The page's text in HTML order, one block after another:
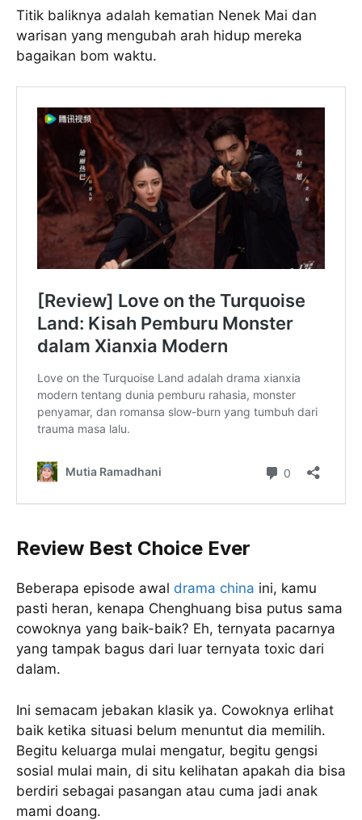
Titik baliknya adalah kematian Nenek Mai dan
warisan yang mengubah arah hidup mereka
bagaikan bom waktu.
Review Best Choice Ever
Beberapa episode awal drama china ini, kamu
pasti heran, kenapa Chenghuang bisa putus sama
cowoknya yang baik-baik? Eh, ternyata pacarnya
yang tampak bagus dari luar ternyata toxic dari
dalam.
Ini semacam jebakan klasik ya. Cowoknya erlihat
baik ketika situasi belum menuntut dia memilih.
Begitu keluarga mulai mengatur, begitu gengsi
sosial mulai main, di situ kelihatan apakah dia bisa
berdiri sebagai pasangan atau cuma jadi anak
mami doang.